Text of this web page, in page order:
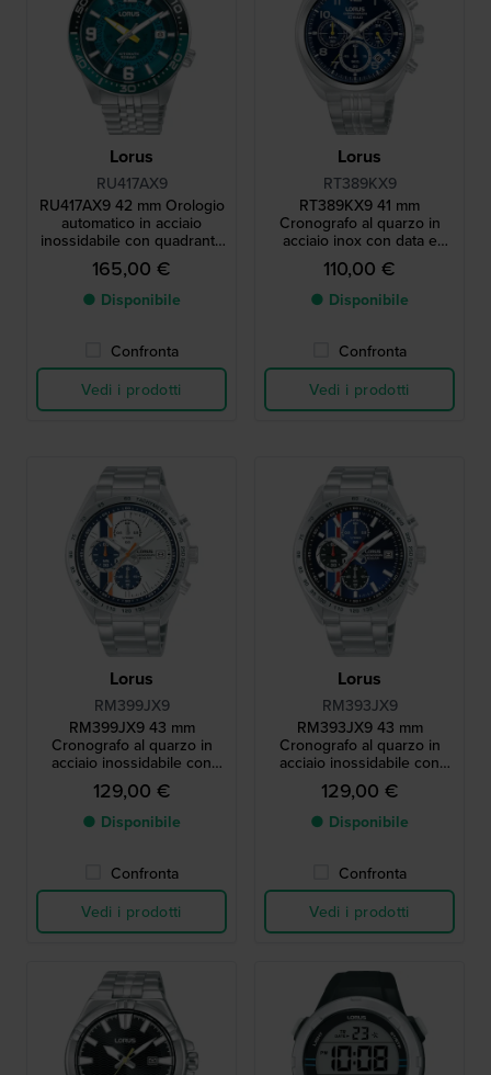
Lorus
RU417AX9
RU417AX9 42 mm Orologio
automatico in acciaio
inossidabile con quadrante
semitrasparente
165,00 €
● Disponibile
Confronta
Vedi i prodotti
Lorus
RT389KX9
RT389KX9 41 mm
Cronografo al quarzo in
acciaio inox con data e
quadrante 24h
110,00 €
● Disponibile
Confronta
Vedi i prodotti
Lorus
RM399JX9
RM399JX9 43 mm
Cronografo al quarzo in
acciaio inossidabile con
data
129,00 €
● Disponibile
Confronta
Vedi i prodotti
Lorus
RM393JX9
RM393JX9 43 mm
Cronografo al quarzo in
acciaio inossidabile con
data
129,00 €
● Disponibile
Confronta
Vedi i prodotti